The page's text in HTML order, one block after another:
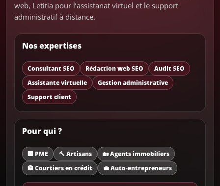
web, Letitia pour l’assistanat virtuel et le support
administratif à distance.
Nos expertises
Consultant SEO Rédaction web SEO
Audit SEO
Assistante virtuelle
Gestion administrative
Support client
Pour qui ?
🏢 PME 🔨 Artisans
🏡 Agents immobiliers
🏦 Courtiers en crédit
💼 Auto-entrepreneurs